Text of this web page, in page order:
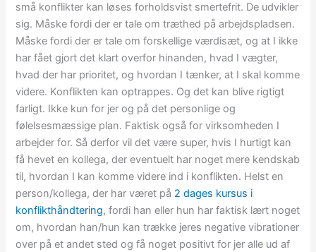
små konflikter kan løses forholdsvist smertefrit. De udvikler
sig. Måske fordi der er tale om træthed på arbejdspladsen.
Måske fordi der er tale om forskellige værdisæt, og at I ikke
har fået gjort det klart overfor hinanden, hvad I vægter,
hvad der har prioritet, og hvordan I tænker, at I skal komme
videre. Konflikten kan optrappes. Og det kan blive rigtigt
farligt. Ikke kun for jer og på det personlige og
følelsesmæssige plan. Faktisk også for virksomheden I
arbejder for. Så derfor vil det være super, hvis I hurtigt kan
få hevet en kollega, der eventuelt har noget mere kendskab
til, hvordan I kan komme videre ind i konflikten. Helst en
person/kollega, der har været på 2 dages kursus i
konflikthåndtering, fordi han eller hun har faktisk lært noget
om, hvordan han/hun kan trække jeres negative vibrationer
over på et andet sted og få noget positivt for jer alle ud af